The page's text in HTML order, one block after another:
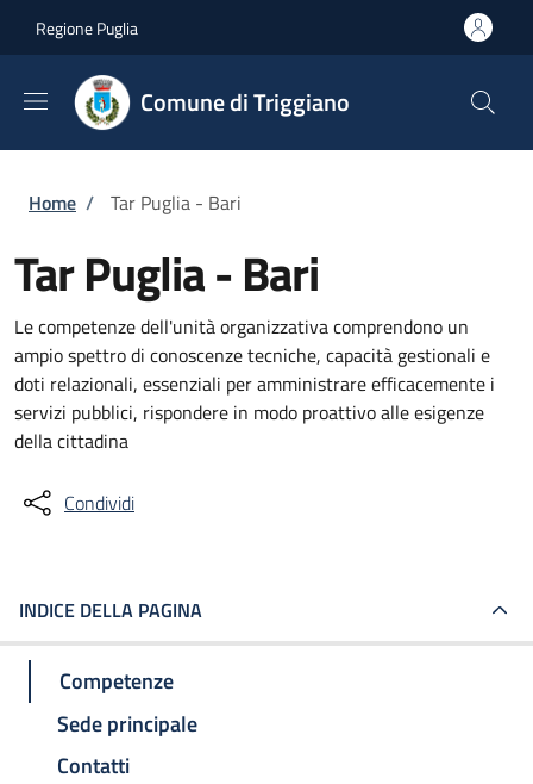
Regione Puglia
Comune di Triggiano
Briciole di pane
Home / Tar Puglia - Bari
Tar Puglia - Bari
Le competenze dell'unità organizzativa comprendono un
ampio spettro di conoscenze tecniche, capacità gestionali e
doti relazionali, essenziali per amministrare efficacemente i
servizi pubblici, rispondere in modo proattivo alle esigenze
della cittadina
Condividi
INDICE DELLA PAGINA
Competenze
Sede principale
Contatti